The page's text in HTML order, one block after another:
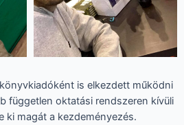
is elkezdett működni
független oktatási rendszeren kívüli
ki magát a kezdeményezés.